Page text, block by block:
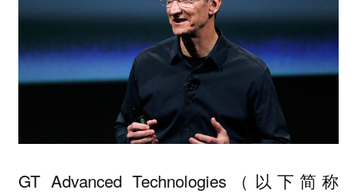
GT Advanced Technologies（以下简称